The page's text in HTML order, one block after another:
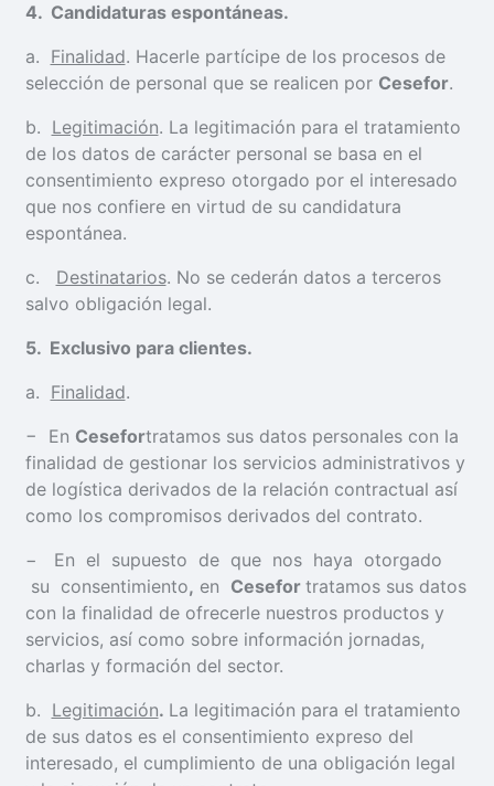
4. Candidaturas espontáneas.
a. Finalidad. Hacerle partícipe de los procesos de
selección de personal que se realicen por Cesefor.
b. Legitimación. La legitimación para el tratamiento
de los datos de carácter personal se basa en el
consentimiento expreso otorgado por el interesado
que nos confiere en virtud de su candidatura
espontánea.
c. Destinatarios. No se cederán datos a terceros
salvo obligación legal.
5. Exclusivo para clientes.
a. Finalidad.
− En Cesefortratamos sus datos personales con la
finalidad de gestionar los servicios administrativos y
de logística derivados de la relación contractual así
como los compromisos derivados del contrato.
− En el supuesto de que nos haya otorgado
su consentimiento, en Cesefor tratamos sus datos
con la finalidad de ofrecerle nuestros productos y
servicios, así como sobre información jornadas,
charlas y formación del sector.
b. Legitimación. La legitimación para el tratamiento
de sus datos es el consentimiento expreso del
interesado, el cumplimiento de una obligación legal